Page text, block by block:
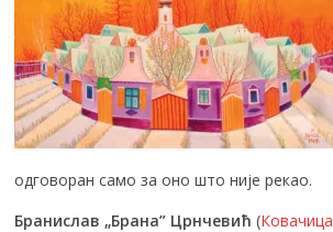
одговоран само за оно што није рекао.
Бранислав „Брана” Црнчевић (Ковачица